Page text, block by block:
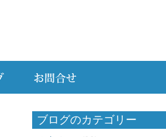
ブログのカテゴリー